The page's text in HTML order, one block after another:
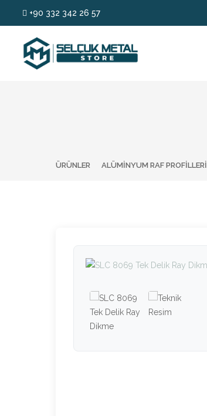
+90 332 342 26 57
ÜRÜNLER ALÜMINYUM RAF PROFILLERI